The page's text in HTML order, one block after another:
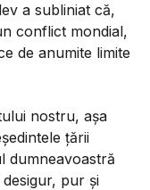
a subliniat că,
conflict mondial,
de anumite limite
nostru, aşa
ţării
dumneavoastră
pur şi